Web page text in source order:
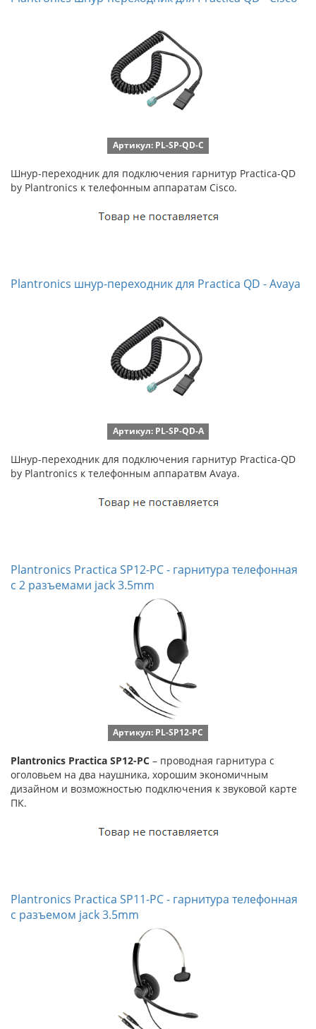
Артикул: PL-SP-QD-C
Шнур-переходник для подключения гарнитур Practica-QD
by Plantronics к телефонным аппаратам Cisco.
Plantronics шнур-переходник для Practica QD - Avaya
Артикул: PL-SP-QD-A
Шнур-переходник для подключения гарнитур Practica-QD
by Plantronics к телефонным аппаратвм Avaya.
Plantronics Practica SP12-PC - гарнитура телефонная
с 2 разъемами jack 3.5mm
Артикул: PL-SP12-PC
Plantronics Practica SP12-PC – проводная гарнитура с
оголовьем на два наушника, хорошим экономичным
дизайном и возможностью подключения к звуковой карте
ПК.
Plantronics Practica SP11-PC - гарнитура телефонная
с разъемом jack 3.5mm